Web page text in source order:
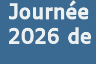
2026 de